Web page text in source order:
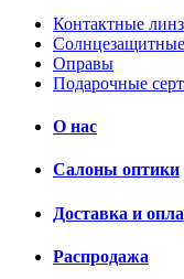
Контактные
Оправы
Подарочные
О нас
Салоны оптики
Доставка и
Распродажа